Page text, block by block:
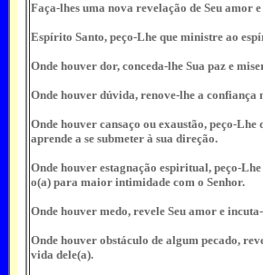
Faça-lhes uma nova revelação de Seu amor
Espírito Santo, peço-Lhe que ministre ao
Onde houver dor, conceda-lhe Sua paz e
Onde houver dúvida, renove-lhe a confiança
Onde houver cansaço ou exaustão, peço-
aprende a se submeter à sua direção.
Onde houver estagnação espiritual, peço-
o(a) para maior intimidade com o Senhor.
Onde houver medo, revele Seu amor e
Onde houver obstáculo de algum pecado,
vida dele(a).